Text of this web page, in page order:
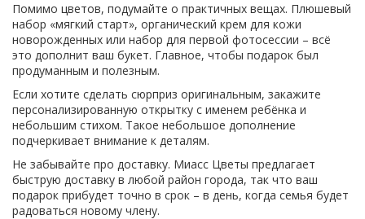
Помимо цветов, подумайте о практичных вещах. Плюшевый
набор «мягкий старт», органический крем для кожи
новорожденных или набор для первой фотосессии – всё
это дополнит ваш букет. Главное, чтобы подарок был
продуманным и полезным.
Если хотите сделать сюрприз оригинальным, закажите
персонализированную открытку с именем ребёнка и
небольшим стихом. Такое небольшое дополнение
подчеркивает внимание к деталям.
Не забывайте про доставку. Миасс Цветы предлагает
быструю доставку в любой район города, так что ваш
подарок прибудет точно в срок – в день, когда семья будет
радоваться новому члену.